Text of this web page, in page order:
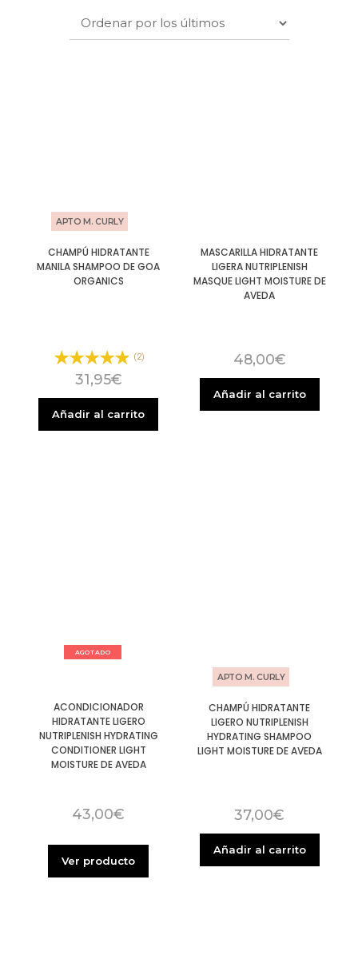
APTO M. CURLY
CHAMPÚ HIDRATANTE
MANILA SHAMPOO DE GOA
ORGANICS
(2)
31,95€
Añadir al carrito
MASCARILLA HIDRATANTE
LIGERA NUTRIPLENISH
MASQUE LIGHT MOISTURE DE
AVEDA
48,00€
Añadir al carrito
AGOTADO
ACONDICIONADOR
HIDRATANTE LIGERO
NUTRIPLENISH HYDRATING
CONDITIONER LIGHT
MOISTURE DE AVEDA
43,00€
Ver producto
APTO M. CURLY
CHAMPÚ HIDRATANTE
LIGERO NUTRIPLENISH
HYDRATING SHAMPOO
LIGHT MOISTURE DE AVEDA
37,00€
Añadir al carrito